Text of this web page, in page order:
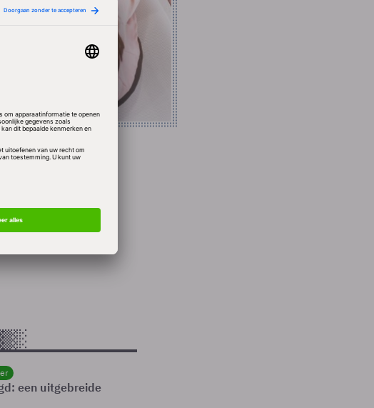
enkele jaren
telde
een vast
een uitgebreide